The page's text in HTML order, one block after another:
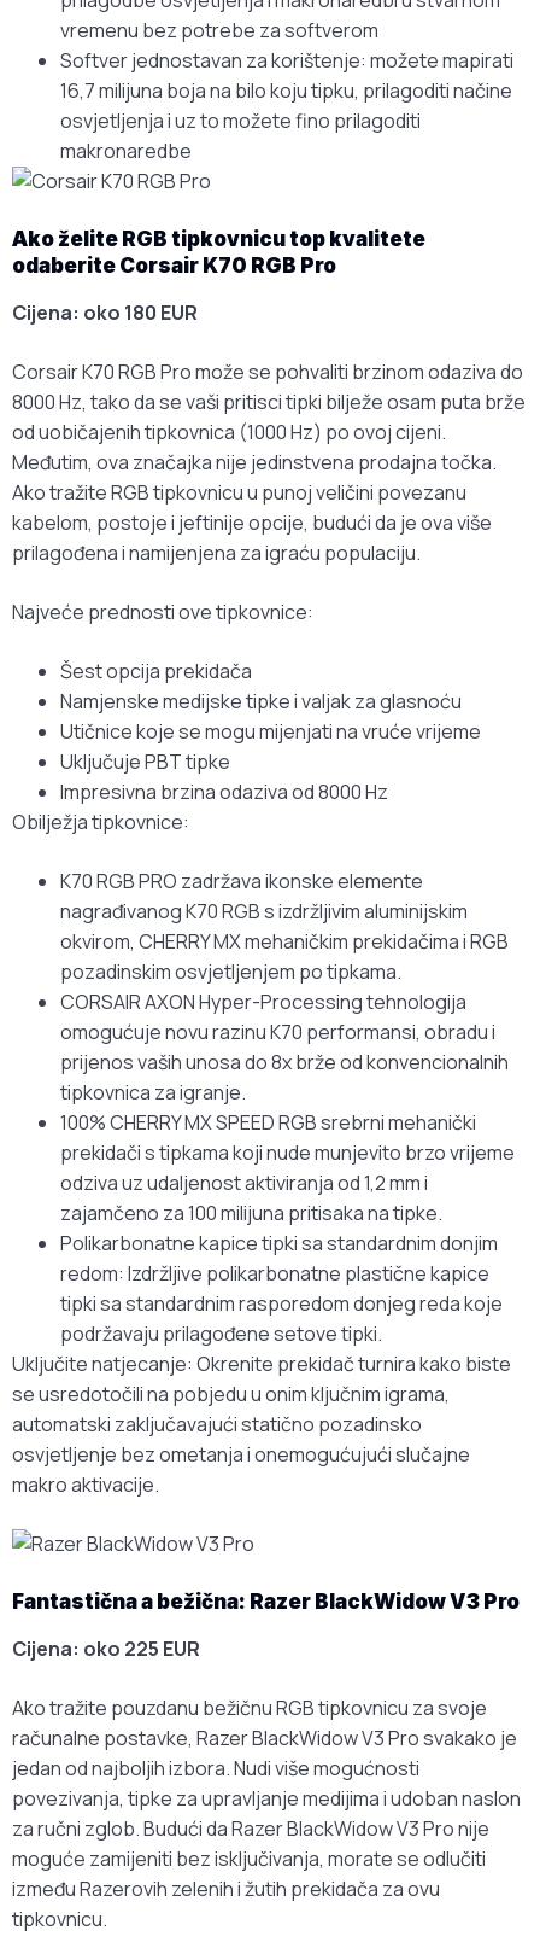
vremenu bez potrebe za softverom
Softver jednostavan za korištenje: možete mapirati
16,7 milijuna boja na bilo koju tipku, prilagoditi načine
osvjetljenja i uz to možete fino prilagoditi
makronaredbe
Ako želite RGB tipkovnicu top kvalitete
odaberite Corsair K70 RGB Pro
Cijena: oko 180 EUR
Corsair K70 RGB Pro može se pohvaliti brzinom odaziva do
8000 Hz, tako da se vaši pritisci tipki bilježe osam puta brže
od uobičajenih tipkovnica (1000 Hz) po ovoj cijeni.
Međutim, ova značajka nije jedinstvena prodajna točka.
Ako tražite RGB tipkovnicu u punoj veličini povezanu
kabelom, postoje i jeftinije opcije, budući da je ova više
prilagođena i namijenjena za igraću populaciju.
Najveće prednosti ove tipkovnice:
Šest opcija prekidača
Namjenske medijske tipke i valjak za glasnoću
Utičnice koje se mogu mijenjati na vruće vrijeme
Uključuje PBT tipke
Impresivna brzina odaziva od 8000 Hz
Obilježja tipkovnice:
K70 RGB PRO zadržava ikonske elemente
nagrađivanog K70 RGB s izdržljivim aluminijskim
okvirom, CHERRY MX mehaničkim prekidačima i RGB
pozadinskim osvjetljenjem po tipkama.
CORSAIR AXON Hyper-Processing tehnologija
omogućuje novu razinu K70 performansi, obradu i
prijenos vaših unosa do 8x brže od konvencionalnih
tipkovnica za igranje.
100% CHERRY MX SPEED RGB srebrni mehanički
prekidači s tipkama koji nude munjevito brzo vrijeme
odziva uz udaljenost aktiviranja od 1,2 mm i
zajamčeno za 100 milijuna pritisaka na tipke.
Polikarbonatne kapice tipki sa standardnim donjim
redom: Izdržljive polikarbonatne plastične kapice
tipki sa standardnim rasporedom donjeg reda koje
podržavaju prilagođene setove tipki.
Uključite natjecanje: Okrenite prekidač turnira kako biste
se usredotočili na pobjedu u onim ključnim igrama,
automatski zaključavajući statično pozadinsko
osvjetljenje bez ometanja i onemogućujući slučajne
makro aktivacije.
Fantastična a bežična: Razer BlackWidow V3 Pro
Cijena: oko 225 EUR
Ako tražite pouzdanu bežičnu RGB tipkovnicu za svoje
računalne postavke, Razer BlackWidow V3 Pro svakako je
jedan od najboljih izbora. Nudi više mogućnosti
povezivanja, tipke za upravljanje medijima i udoban naslon
za ručni zglob. Budući da Razer BlackWidow V3 Pro nije
moguće zamijeniti bez isključivanja, morate se odlučiti
između Razerovih zelenih i žutih prekidača za ovu
tipkovnicu.